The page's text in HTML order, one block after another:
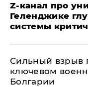
Z-канал про
Геленджике
системы
Сильный взрыв
ключевом
Болгарии